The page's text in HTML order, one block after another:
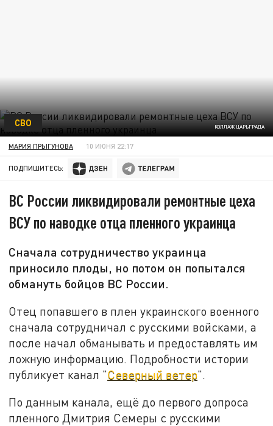
КОЛЛАЖ ЦАРЬГРАДА
СВО
МАРИЯ ПРЫГУНОВА 10 ИЮНЯ 22:17
ПОДПИШИТЕСЬ:
ВС России ликвидировали ремонтные цеха
ВСУ по наводке отца пленного украинца
Сначала сотрудничество украинца
приносило плоды, но потом он попытался
обмануть бойцов ВС России.
Отец попавшего в плен украинского военного
сначала сотрудничал с русскими войсками, а
после начал обманывать и предоставлять им
ложную информацию. Подробности истории
публикует канал "Северный ветер".
По данным канала, ещё до первого допроса
пленного Дмитрия Семеры с русскими